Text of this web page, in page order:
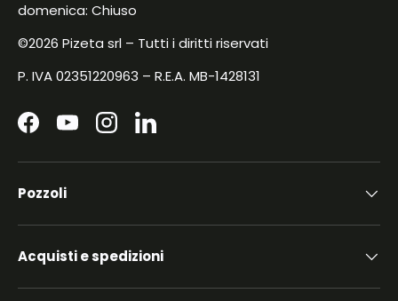
domenica: Chiuso
©2026 Pizeta srl – Tutti i diritti riservati
P. IVA 02351220963 – R.E.A. MB-1428131
FacebookYouTubeInstagramLinkedIn
Pozzoli
Acquisti e spedizioni